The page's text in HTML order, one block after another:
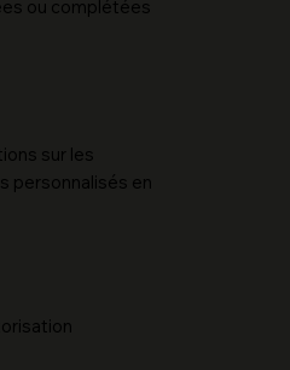
ou complétées
sur les
personnalisés en